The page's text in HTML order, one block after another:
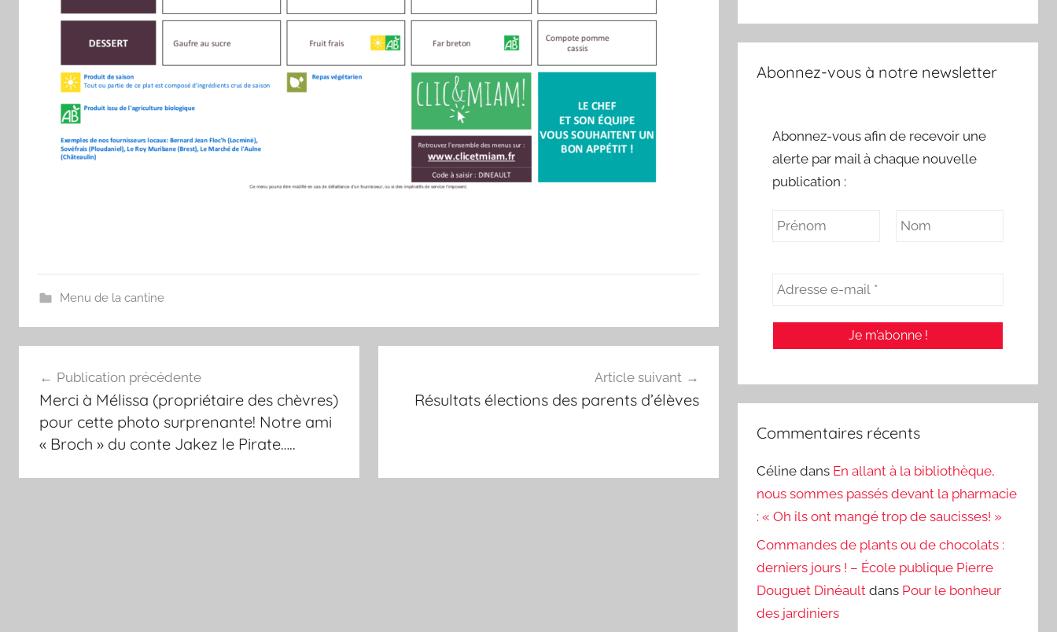
Menu de la cantine
de
l’article
Publication précédente
Merci à Mélissa (propriétaire des chèvres)
pour cette photo surprenante! Notre ami
« Broch » du conte Jakez le Pirate…..
Article suivant
Résultats élections des parents d’élèves
Abonnez-vous à notre newsletter
Abonnez-vous afin de recevoir une
alerte par mail à chaque nouvelle
publication :
Commentaires récents
Céline dans En allant à la bibliothèque,
nous sommes passés devant la pharmacie
: « Oh ils ont mangé trop de saucisses! »
Commandes de plants ou de chocolats :
derniers jours ! – École publique Pierre
Douguet Dinéault dans Pour le bonheur
des jardiniers